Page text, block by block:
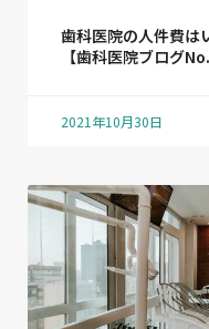
歯科医院の人件費は
【歯科医院ブログ
2021年10月30日